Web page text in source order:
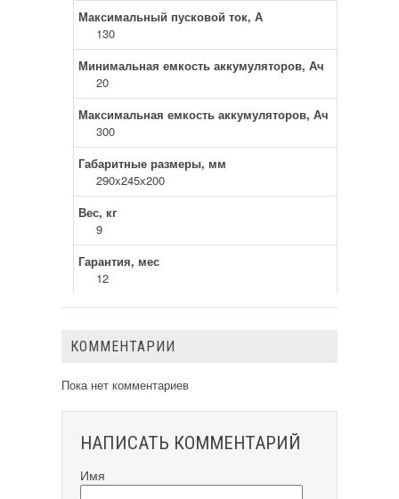
Максимальный пусковой ток, А
130
Минимальная емкость аккумуляторов, Ач
20
Максимальная емкость аккумуляторов, Ач
300
Габаритные размеры, мм
290х245х200
Вес, кг
9
Гарантия, мес
12
КОММЕНТАРИИ
Пока нет комментариев
НАПИСАТЬ КОММЕНТАРИЙ
Имя